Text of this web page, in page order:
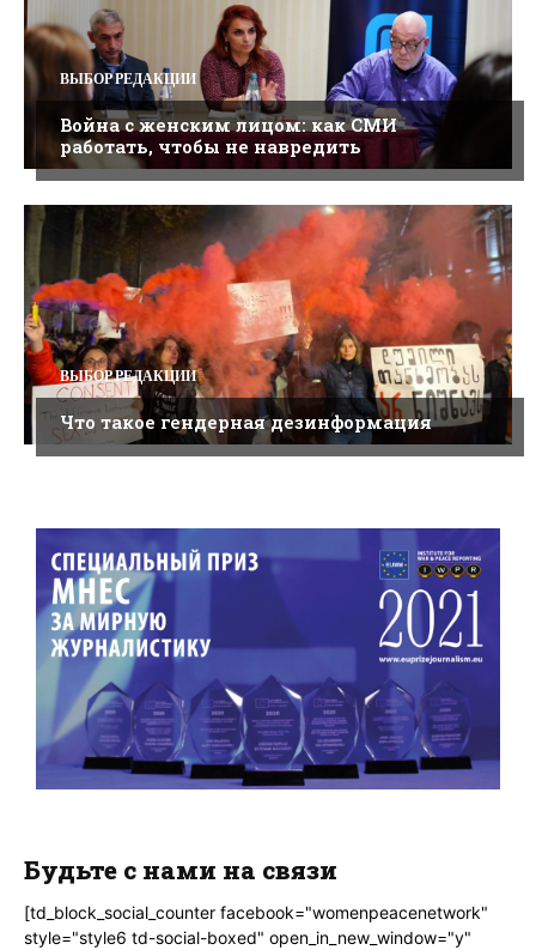
ВЫБОР РЕДАКЦИИ
Война с женским лицом: как СМИ
работать, чтобы не навредить
ВЫБОР РЕДАКЦИИ
Что такое гендерная дезинформация
Будьте с нами на связи
[td_block_social_counter facebook="womenpeacenetwork"
style="style6 td-social-boxed" open_in_new_window="y"